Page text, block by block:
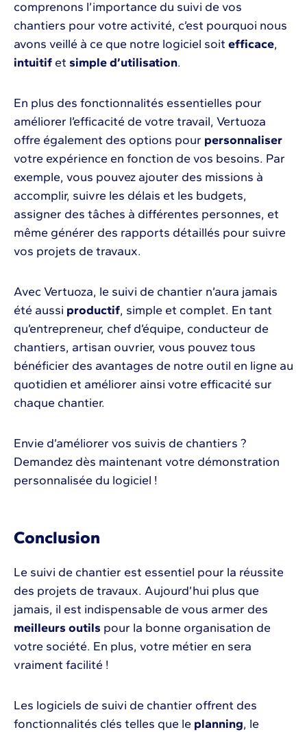
comprenons l’importance du suivi de vos
chantiers pour votre activité, c’est pourquoi nous
avons veillé à ce que notre logiciel soit efficace,
intuitif et simple d’utilisation.
En plus des fonctionnalités essentielles pour
améliorer l’efficacité de votre travail, Vertuoza
offre également des options pour personnaliser
votre expérience en fonction de vos besoins. Par
exemple, vous pouvez ajouter des missions à
accomplir, suivre les délais et les budgets,
assigner des tâches à différentes personnes, et
même générer des rapports détaillés pour suivre
vos projets de travaux.
Avec Vertuoza, le suivi de chantier n’aura jamais
été aussi productif, simple et complet. En tant
qu’entrepreneur, chef d’équipe, conducteur de
chantiers, artisan ouvrier, vous pouvez tous
bénéficier des avantages de notre outil en ligne au
quotidien et améliorer ainsi votre efficacité sur
chaque chantier.
Envie d’améliorer vos suivis de chantiers ?
Demandez dès maintenant votre démonstration
personnalisée du logiciel !
Conclusion
Le suivi de chantier est essentiel pour la réussite
des projets de travaux. Aujourd’hui plus que
jamais, il est indispensable de vous armer des
meilleurs outils pour la bonne organisation de
votre société. En plus, votre métier en sera
vraiment facilité !
Les logiciels de suivi de chantier offrent des
fonctionnalités clés telles que le planning, le